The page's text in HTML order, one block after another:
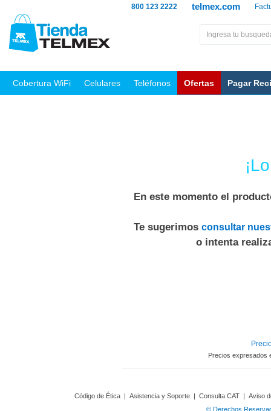
telmex.com
800 123 2222
Cobertura WiFi Celulares Teléfonos Ofertas Pagar
En este momento el
Te sugerimos consultar
o intenta
Precios expresados
Código de Ética | Asistencia y Soporte | Consulta CAT | Aviso
© Derechos